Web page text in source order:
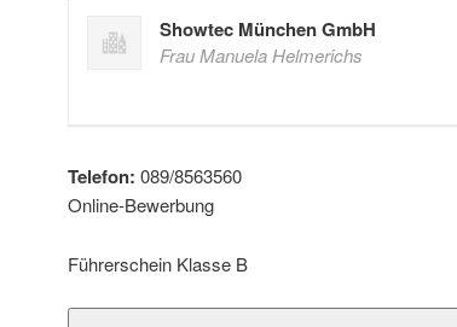
Showtec München GmbH
Frau Manuela Helmerichs
Telefon: 089/8563560
Online-Bewerbung
Führerschein Klasse B